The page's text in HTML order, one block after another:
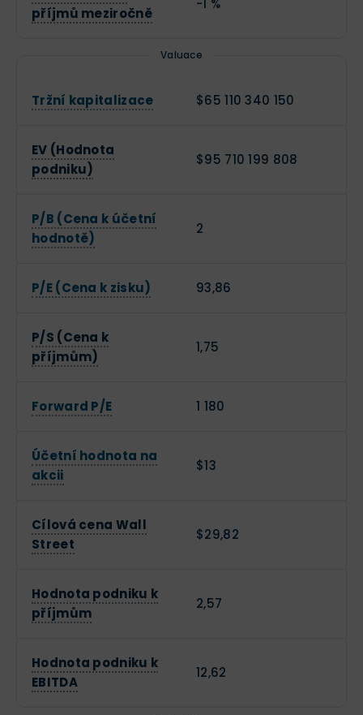
příjmů meziročně
-1 %
Valuace
Tržní kapitalizace $65 110 340 150
EV (Hodnota
podniku)
$95 710 199 808
P/B (Cena k účetní
hodnotě)
2
P/E (Cena k zisku) 93,86
P/S (Cena k
příjmům)
1,75
Forward P/E 1 180
Účetní hodnota na
akcii
$13
Cílová cena Wall
Street
$29,82
Hodnota podniku k
příjmům
2,57
Hodnota podniku k
EBITDA
12,62